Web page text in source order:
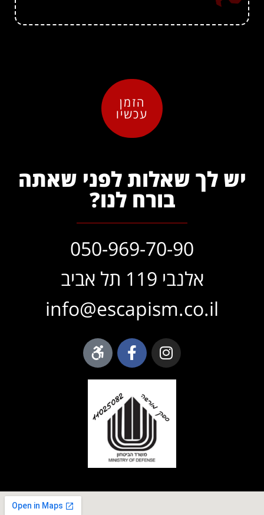
הזמן
עכשיו
יש לך שאלות לפני שאתה
בורח לנו?
050-969-70-90
אלנבי 119 תל אביב
info@escapism.co.il